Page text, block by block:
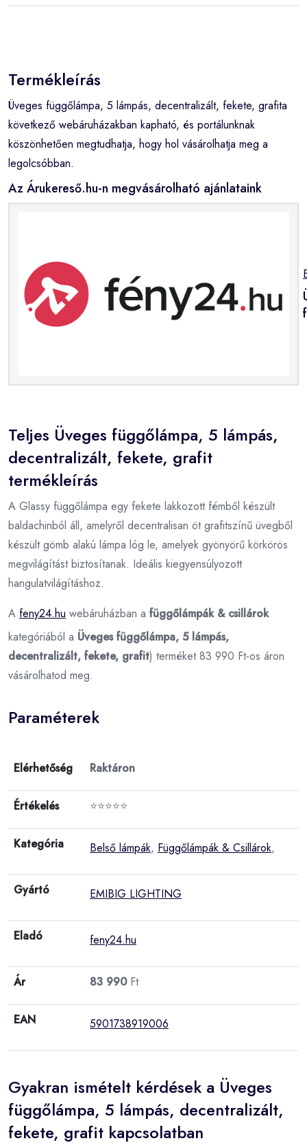
Termékleírás
Üveges függőlámpa, 5 lámpás, decentralizált, fekete, grafita
következő webáruházakban kapható, és portálunknak
köszönhetően megtudhatja, hogy hol vásárolhatja meg a
legolcsóbban.
Az Árukereső.hu-n megvásárolható ajánlataink
Teljes Üveges függőlámpa, 5 lámpás,
decentralizált, fekete, grafit
termékleírás
A Glassy függőlámpa egy fekete lakkozott fémből készült
baldachinból áll, amelyről decentralisan öt grafitszínű üvegből
készült gömb alakú lámpa lóg le, amelyek gyönyörű körkörös
megvilágítást biztosítanak. Ideális kiegyensúlyozott
hangulatvilágításhoz.
A feny24.hu webáruházban a függőlámpák & csillárok
kategóriából a Üveges függőlámpa, 5 lámpás,
decentralizált, fekete, grafit) terméket 83 990 Ft-os áron
vásárolhatod meg.
Paraméterek
Elérhetőség Raktáron
Értékelés ⭐⭐⭐⭐⭐
Kategória Belső lámpák, Függőlámpák & Csillárok,
Gyártó EMIBIG LIGHTING
Eladó feny24.hu
Ár 83 990Ft
EAN 5901738919006
Gyakran ismételt kérdések a Üveges
függőlámpa, 5 lámpás, decentralizált,
fekete, grafit kapcsolatban